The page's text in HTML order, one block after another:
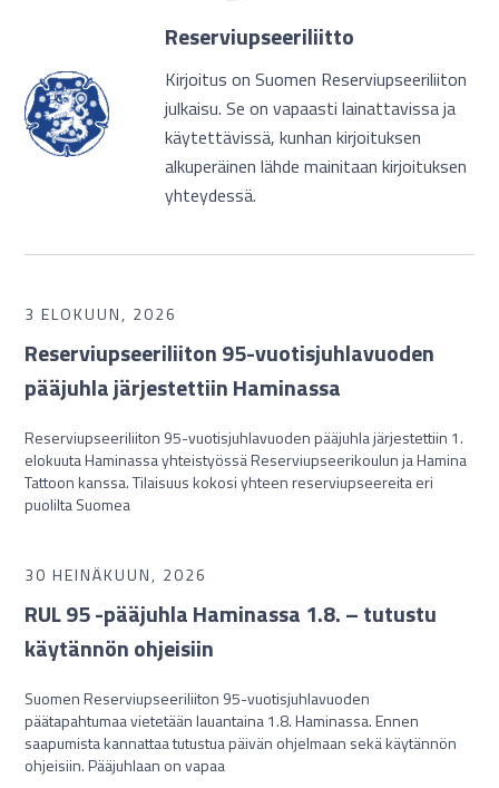
Reserviupseeriliitto
Kirjoitus on Suomen Reserviupseeriliiton
julkaisu. Se on vapaasti lainattavissa ja
käytettävissä, kunhan kirjoituksen
alkuperäinen lähde mainitaan kirjoituksen
yhteydessä.
3 ELOKUUN, 2026
Reserviupseeriliiton 95-vuotisjuhlavuoden
pääjuhla järjestettiin Haminassa
Reserviupseeriliiton 95-vuotisjuhlavuoden pääjuhla järjestettiin 1.
elokuuta Haminassa yhteistyössä Reserviupseerikoulun ja Hamina
Tattoon kanssa. Tilaisuus kokosi yhteen reserviupseereita eri
puolilta Suomea
30 HEINÄKUUN, 2026
RUL 95 -pääjuhla Haminassa 1.8. – tutustu
käytännön ohjeisiin
Suomen Reserviupseeriliiton 95-vuotisjuhlavuoden
päätapahtumaa vietetään lauantaina 1.8. Haminassa. Ennen
saapumista kannattaa tutustua päivän ohjelmaan sekä käytännön
ohjeisiin. Pääjuhlaan on vapaa